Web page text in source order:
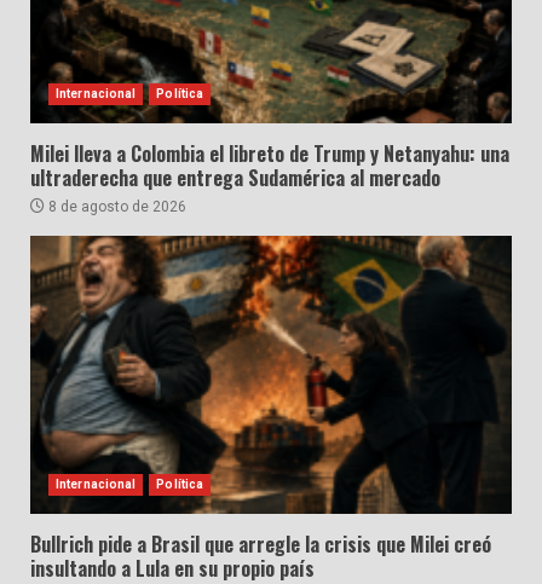
Internacional Política
Milei lleva a Colombia el libreto de Trump y Netanyahu: una
ultraderecha que entrega Sudamérica al mercado
8 de agosto de 2026
Internacional Política
Bullrich pide a Brasil que arregle la crisis que Milei creó
insultando a Lula en su propio país